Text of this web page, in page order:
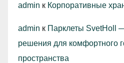
admin к Корпоративные
admin к Парклеты SvetHoll
решения для комфортного
пространства